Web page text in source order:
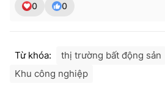
0 0
Từ khóa: thị trường bất động sản
Khu công nghiệp